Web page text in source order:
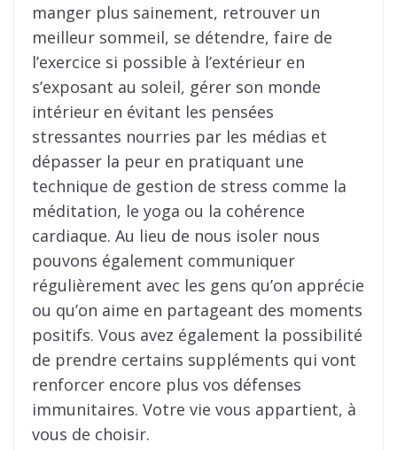
manger plus sainement, retrouver un
meilleur sommeil, se détendre, faire de
l’exercice si possible à l’extérieur en
s’exposant au soleil, gérer son monde
intérieur en évitant les pensées
stressantes nourries par les médias et
dépasser la peur en pratiquant une
technique de gestion de stress comme la
méditation, le yoga ou la cohérence
cardiaque. Au lieu de nous isoler nous
pouvons également communiquer
régulièrement avec les gens qu’on apprécie
ou qu’on aime en partageant des moments
positifs. Vous avez également la possibilité
de prendre certains suppléments qui vont
renforcer encore plus vos défenses
immunitaires. Votre vie vous appartient, à
vous de choisir.